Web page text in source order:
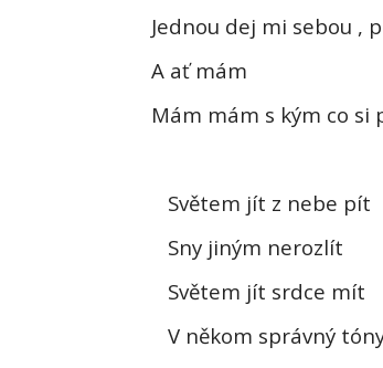
Jednou dej mi sebou ,
A ať mám
Mám mám s kým co si
Světem jít z nebe pít
Sny jiným nerozlít
Světem jít srdce mít
V někom správný